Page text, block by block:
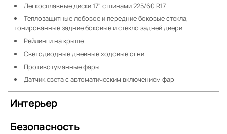
Легкосплавные диски 17" с шинами 225/60 R17
Теплозащитные лобовое и передние боковые стекла,
тонированные задние боковые и стекло задней двери
Рейлинги на крыше
Светодиодные дневные ходовые огни
Противотуманные фары
Датчик света с автоматическим включением фар
Интерьер
Безопасность